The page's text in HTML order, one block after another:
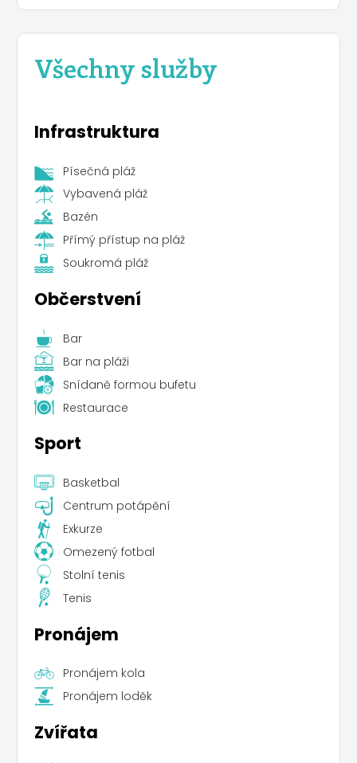
Všechny služby
Infrastruktura
Písečná pláž
Vybavená pláž
Bazén
Přímý přístup na pláž
Soukromá pláž
Občerstvení
Bar
Bar na pláži
Snídaně formou bufetu
Restaurace
Sport
Basketbal
Centrum potápění
Exkurze
Omezený fotbal
Stolní tenis
Tenis
Pronájem
Pronájem kola
Pronájem loděk
Zvířata